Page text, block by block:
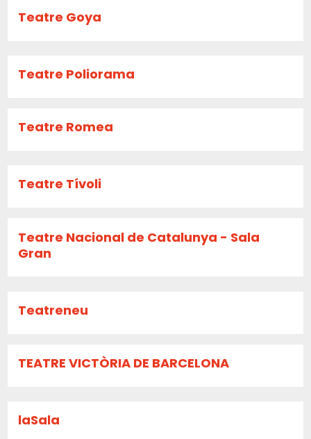
Teatre Goya
Teatre Poliorama
Teatre Romea
Teatre Tívoli
Teatre Nacional de Catalunya - Sala
Gran
Teatreneu
TEATRE VICTÒRIA DE BARCELONA
laSala